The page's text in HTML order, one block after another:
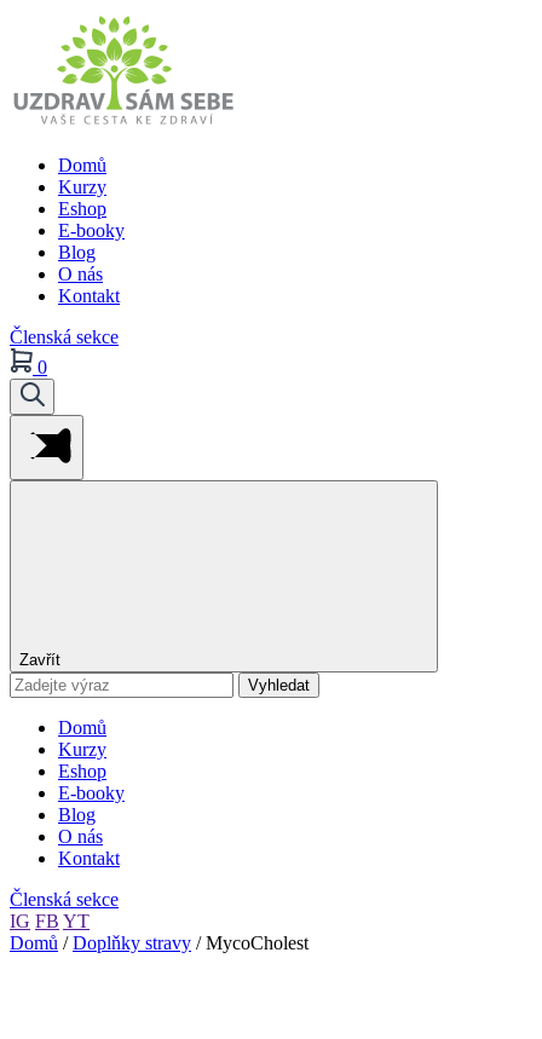
Domů
Kurzy
Eshop
E-booky
Blog
O nás
Kontakt
Členská sekce
0
Zavřít
Vyhledat
Domů
Kurzy
Eshop
E-booky
Blog
O nás
Kontakt
Členská sekce
IG FB YT
Domů /Doplňky stravy / MycoCholest